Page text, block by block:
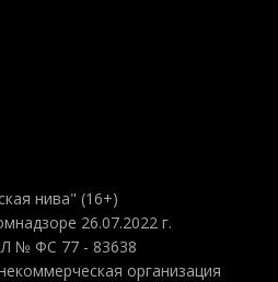
нива" (16+)
26.07.2022 г.
№ ФС 77 - 83638
организация